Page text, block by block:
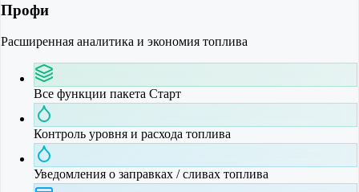
Профи
Расширенная аналитика и экономия топлива
Все функции пакета Старт
Контроль уровня и расхода топлива
Уведомления о заправках / сливах топлива